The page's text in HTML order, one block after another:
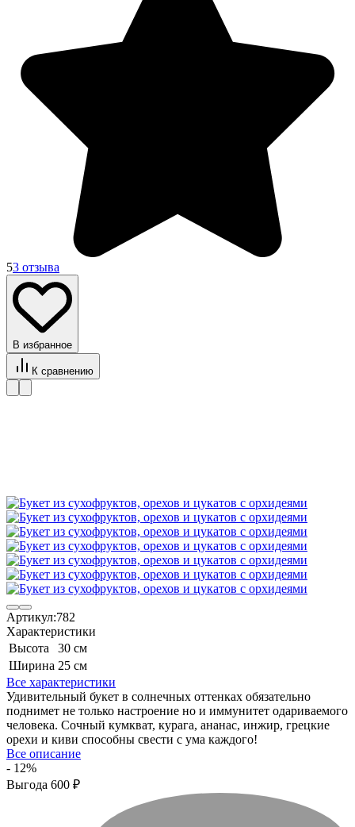
53 отзыва
В избранное
К сравнению
Артикул:782
Характеристики
Высота
30 см
Ширина 25 см
Все характеристики
Удивительный букет в солнечных оттенках обязательно
поднимет не только настроение но и иммунитет одариваемого
человека. Сочный кумкват, курага, ананас, инжир, грецкие
орехи и киви способны свести с ума каждого!
Все описание
- 12%
Выгода 600 ₽